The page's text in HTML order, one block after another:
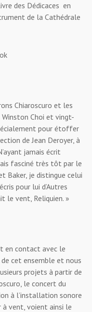
des Dédicaces en
de la Cathédrale
Chiaroscuro et les
Choi et vingt-
pour étoffer
de Jean Deroyer, à
jamais écrit
fasciné très tôt par le
Baker, je distingue celui
pour lui d’Autres
le vent, Reliquien. »
en contact avec le
cet ensemble et nous
projets à partir de
le concert du
à l’installation sonore
à vent, voient ainsi le